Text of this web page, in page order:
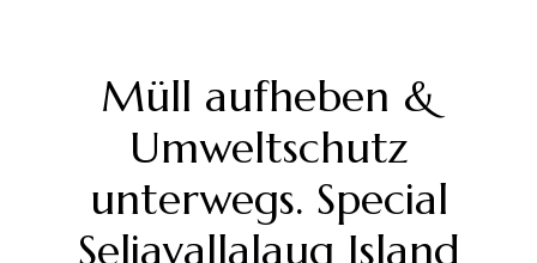
Müll aufheben &
Umweltschutz
unterwegs. Special
Seljavallalaug Island